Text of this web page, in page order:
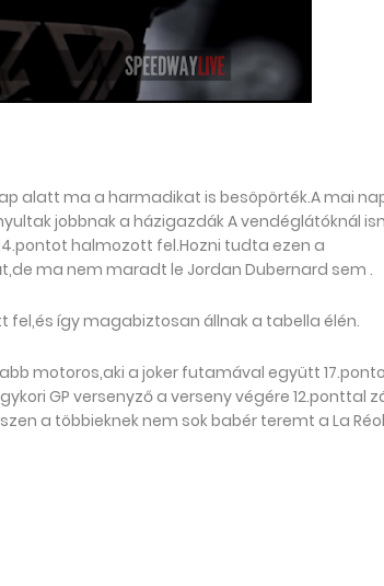
alatt ma a harmadikat is besöpörték.A mai
jobbnak a házigazdák A vendéglátóknál
halmozott fel.Hozni tudta ezen a
ma nem maradt le Jordan Dubernard sem .
így magabiztosan állnak a tabella élén.
motoros,aki a joker futamával együtt
GP versenyző a verseny végére 12.ponttal
a többieknek nem sok babér teremt a La